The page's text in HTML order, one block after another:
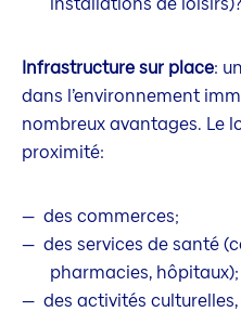
Infrastructure sur place:
dans l’environnement
nombreux avantages. Le
proximité:
des commerces;
des services de santé
pharmacies, hôpitaux);
des activités